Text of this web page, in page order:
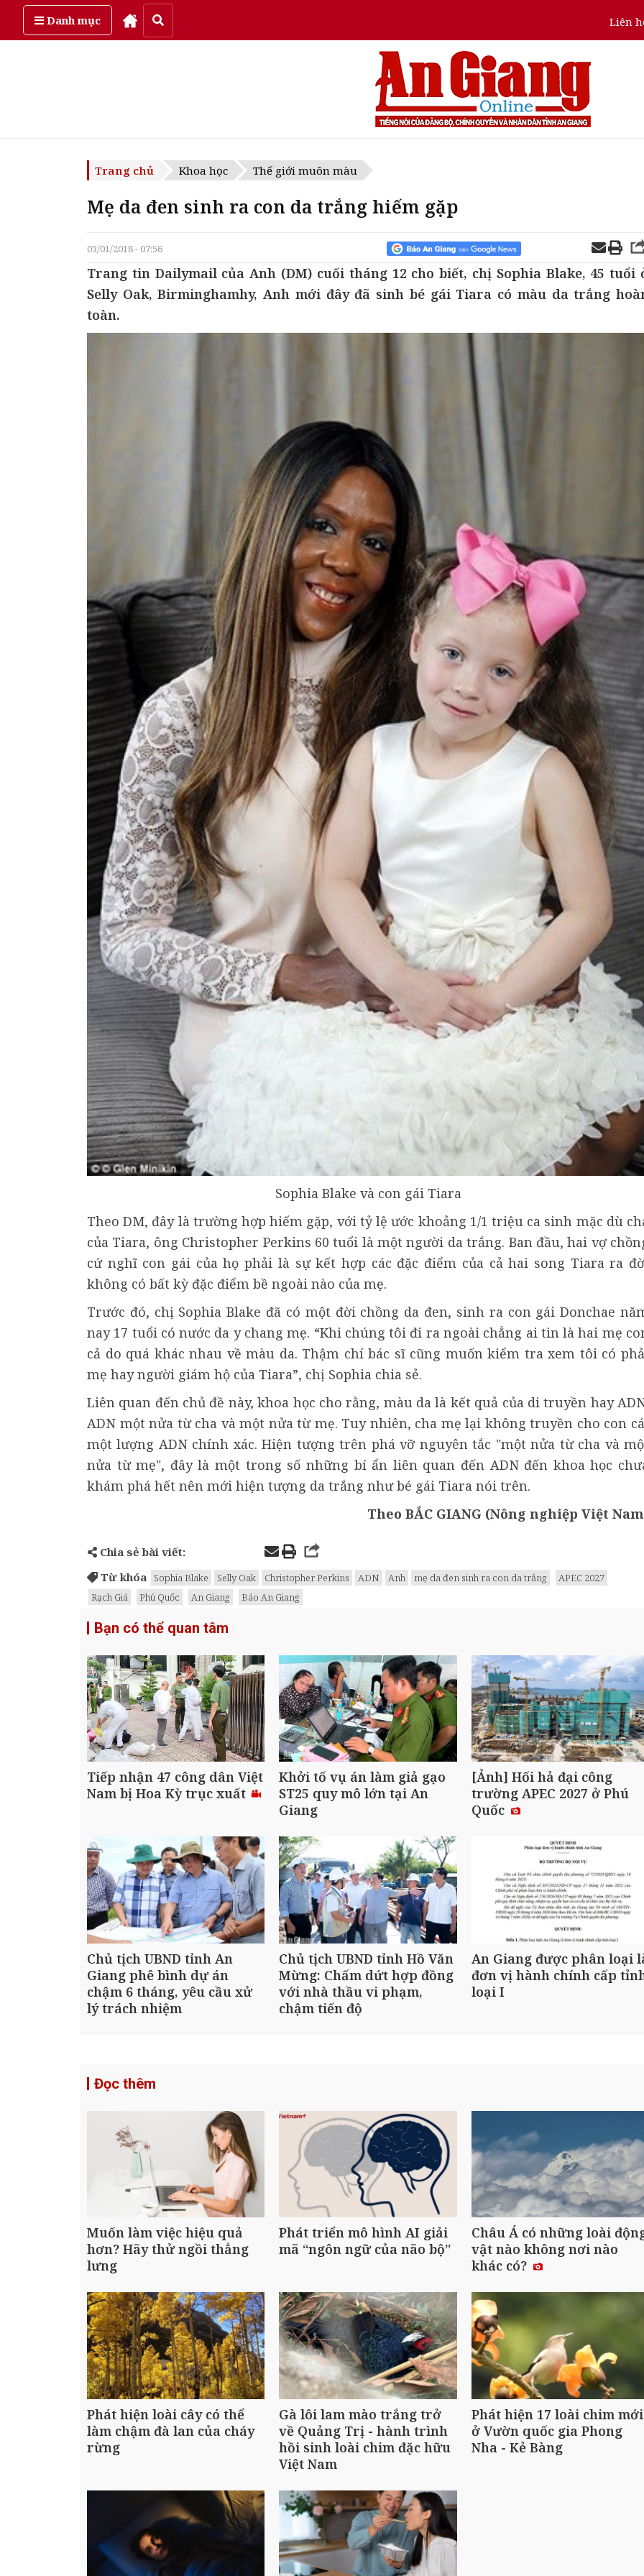
Danh mục Liên
Thứ sáu, ngày 7/08/2026
Trang chủ Khoa học Thế giới muôn màu
Mẹ da đen sinh ra con da trắng hiếm gặp
03/01/2018 - 07:56
Trang tin Dailymail của Anh (DM) cuối tháng 12 cho biết, chị Sophia Blake, 45 tuổi
Selly Oak, Birminghamhy, Anh mới đây đã sinh bé gái Tiara có màu da trắng
toàn.
Sophia Blake và con gái Tiara
Theo DM, đây là trường hợp hiếm gặp, với tỷ lệ ước khoảng 1/1 triệu ca sinh mặc dù
của Tiara, ông Christopher Perkins 60 tuổi là một người da trắng. Ban đầu, hai vợ
cứ nghĩ con gái của họ phải là sự kết hợp các đặc điểm của cả hai song Tiara ra
không có bất kỳ đặc điểm bề ngoài nào của mẹ.
Trước đó, chị Sophia Blake đã có một đời chồng da đen, sinh ra con gái Donchae
nay 17 tuổi có nước da y chang mẹ. “Khi chúng tôi đi ra ngoài chẳng ai tin là hai mẹ
cả do quá khác nhau về màu da. Thậm chí bác sĩ cũng muốn kiểm tra xem tôi có
mẹ hay người giám hộ của Tiara”, chị Sophia chia sẻ.
Liên quan đến chủ đề này, khoa học cho rằng, màu da là kết quả của di truyền hay
ADN một nửa từ cha và một nửa từ mẹ. Tuy nhiên, cha mẹ lại không truyền cho con
một lượng ADN chính xác. Hiện tượng trên phá vỡ nguyên tắc "một nửa từ cha và
nửa từ mẹ", đây là một trong số những bí ẩn liên quan đến ADN đến khoa học
khám phá hết nên mới hiện tượng da trắng như bé gái Tiara nói trên.
Theo BẮC GIANG (Nông nghiệp Việt
Chia sẻ bài viết:
Từ khóa
Sophia Blake Selly Oak Christopher Perkins ADN Anh mẹ da đen sinh ra con da trắng
APEC 2027
Rạch Giá
Phú Quốc An Giang Báo An Giang
Bạn có thể quan tâm
Tiếp nhận 47 công dân Việt
Nam bị Hoa Kỳ trục xuất
Khởi tố vụ án làm giả gạo
ST25 quy mô lớn tại An
Giang
[Ảnh] Hối hả đại công
trường APEC 2027 ở Phú
Quốc
Chủ tịch UBND tỉnh An
Giang phê bình dự án
chậm 6 tháng, yêu cầu xử
lý trách nhiệm
Chủ tịch UBND tỉnh Hồ Văn
Mừng: Chấm dứt hợp đồng
với nhà thầu vi phạm,
chậm tiến độ
An Giang được phân loại
đơn vị hành chính cấp
loại I
Đọc thêm
Muốn làm việc hiệu quả
hơn? Hãy thử ngồi thẳng
lưng
Phát triển mô hình AI giải
mã “ngôn ngữ của não bộ”
Châu Á có những loài
vật nào không nơi nào
khác có?
Phát hiện loài cây có thể
làm chậm đà lan của cháy
rừng
Gà lôi lam mào trắng trở
về Quảng Trị - hành trình
hồi sinh loài chim đặc hữu
Việt Nam
Phát hiện 17 loài chim mới
ở Vườn quốc gia Phong
Nha - Kẻ Bàng